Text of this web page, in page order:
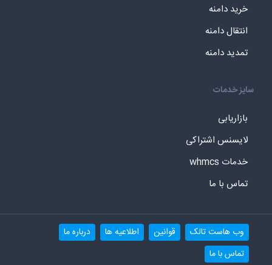
خرید دامنه
انتقال دامنه
تمدید دامنه
سایز خدمات
بازاریابی
لایسنس اشتراکی
خدمات whmcs
تماس با ما
وب هاست تالک قوانین اطلاعیه ها
درباره ما
تماس با ما